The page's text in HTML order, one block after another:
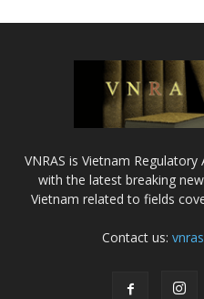
VNRAS is Vietnam
with the latest breaking
Vietnam related to fields
Contact us: